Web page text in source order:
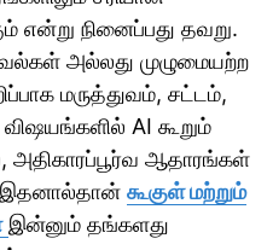
என்று நினைப்பது தவறு.
அல்லது முழுமையற்ற
மருத்துவம், சட்டம்,
AI கூறும்
ஆதாரங்கள்
இதனால்தான் கூகுள் மற்றும்
இன்னும் தங்களது